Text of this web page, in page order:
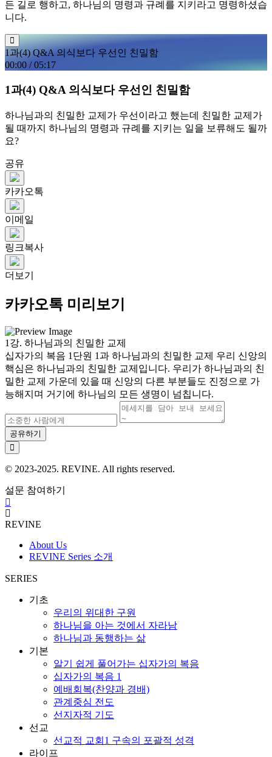
든 길로 행하고, 하나님의 명령과 규례를 지키라고 명령하셨습
니다.
1과(4) Q&A 의식보다 우선인 친밀함
00:00 /05:17
1과(4) Q&A 의식보다 우선인 친밀함
하나님과의 친밀한 교제가 우선이라고 했는데 친밀한 교제가
될 때까지 하나님의 명령과 규례를 지키는 일을 보류해도 될까
요?
공유
카카오톡
이메일
링크복사
더보기
카카오톡 미리보기
1강. 하나님과의 친밀한 교제
십자가의 복음 1단원 1과 하나님과의 친밀한 교제 우리 신앙의
핵심은 하나님과의 친밀한 교제입니다. 우리가 하나님과의 친
밀한 교제 가운데 있을 때 신앙의 다른 부분들도 진정으로 가
능해지며 거기에 하나님의 모든 생명이 넘칩니다.
공유하기
© 2023-2025. REVINE. All rights reserved.
설문 참여하기
REVINE
About Us
REVINE Series 소개
SERIES
기초
우리의 위대한 구원
하나님을 아는 것에서 자라남
하나님과 동행하는 삶
기본
알기 쉽게 풀어가는 십자가의 복음
십자가의 복음 1
예배회복(찬양과 경배)
관계중심 전도
선지자적 기도
선교
선교적 교회1 구속의 포괄적 성격
라이프